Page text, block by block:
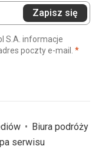
Zapisz się
S.A. informacje
poczty e-mail. *
Biura podróży
serwisu